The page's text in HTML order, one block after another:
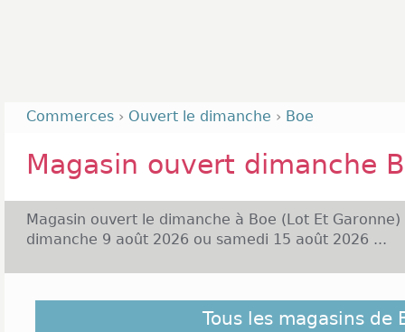
Commerces › Ouvert le dimanche › Boe
Magasin ouvert dimanche
Magasin ouvert le dimanche à Boe (Lot Et
dimanche 9 août 2026 ou samedi 15 août 2026 ...
Boé est une ville localisée dans le
banlieue sud d'Agen, elle compte un peu plus
Tous les magasins de